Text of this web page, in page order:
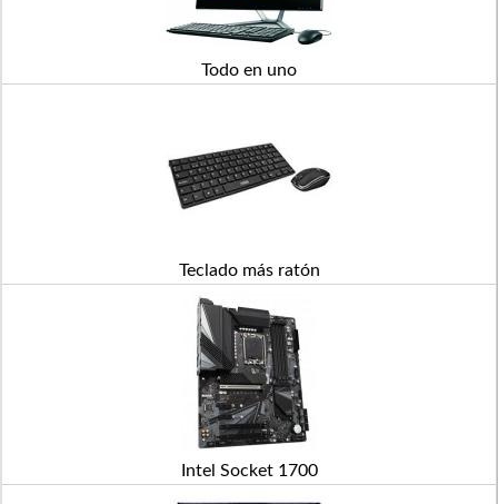
Todo en uno
Teclado más ratón
Intel Socket 1700